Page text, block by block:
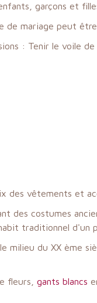
garçons et
mariage peut être
: Tenir le voile
des vêtements et
des costumes
traditionnel d'un
milieu du XX ème
fleurs, gants blancs